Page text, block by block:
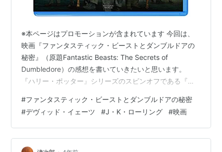
※本ページはプロモーションが含まれています 今回は、
映画『ファンタスティック・ビーストとダンブルドアの
秘密』（原題Fantastic Beasts: The Secrets of
Dumbledore）の感想を書いていきたいと思います。
『ハリー・ポッター』シリーズのスピンオフである『フ
（全５部作を予定）。 １、２作目と同様に、今作にも主
人公で魔法動物学者であるニュート・スキャマンダーと
魔法動物たちとのコミカルな絡みがあり、思わずクスっ
と笑ってしまうような面白いシーンがありました。 ま
#ファンタスティック・ビーストとダンブルドアの秘密
#デヴィッド・イェーツ #J・K・ローリング #映画